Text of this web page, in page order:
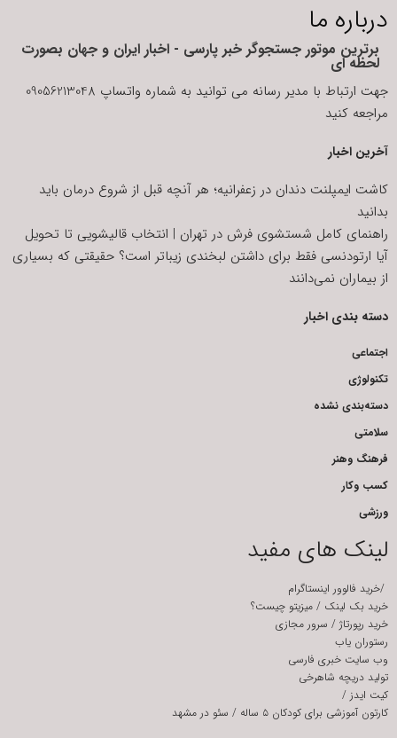
درباره ما
برترین موتور جستجوگر خبر پارسی - اخبار ایران و جهان بصورت
لحظه ای
جهت ارتباط با مدیر رسانه می توانید به شماره واتساپ 09056213048
مراجعه کنید
آخرین اخبار
کاشت ایمپلنت دندان در زعفرانیه؛ هر آنچه قبل از شروع درمان باید
بدانید
راهنمای کامل شستشوی فرش در تهران | انتخاب قالیشویی تا تحویل
آیا ارتودنسی فقط برای داشتن لبخندی زیباتر است؟ حقیقتی که بسیاری
از بیماران نمی‌دانند
دسته بندی اخبار
اجتماعی
تکنولوژی
دسته‌بندی نشده
سلامتی
فرهنگ وهنر
کسب وکار
ورزشی
لینک های مفید
/خرید فالوور اینستاگرام
خرید بک لینک / میزیتو چیست؟
خرید رپورتاژ / سرور مجازی
رستوران یاب
وب سایت خبری فارسی
تولید دریچه شاهرخی
کیت ایدز /
کارتون آموزشی برای کودکان ۵ ساله
/ سئو در مشهد